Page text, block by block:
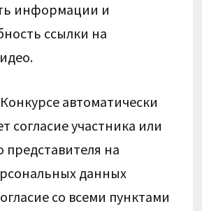
информации и
ссылки на
автоматически
согласие участника или
представителя на
данных
со всеми пунктами